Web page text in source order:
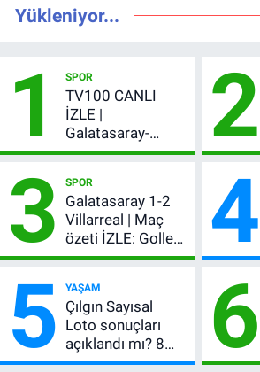
Yükleniyor...
1 SPOR
TV100 CANLI
İZLE |
Galatasaray-
Villarreal maçı
şifresiz canlı yayın
2
3 SPOR
Galatasaray 1-2
Villarreal | Maç
özeti İZLE: Goller
peş peşe geldi,
kırmızı kart gördü!
4
5 YAŞAM
Çılgın Sayısal
Loto sonuçları
açıklandı mı? 8
Ağustos 2026
6